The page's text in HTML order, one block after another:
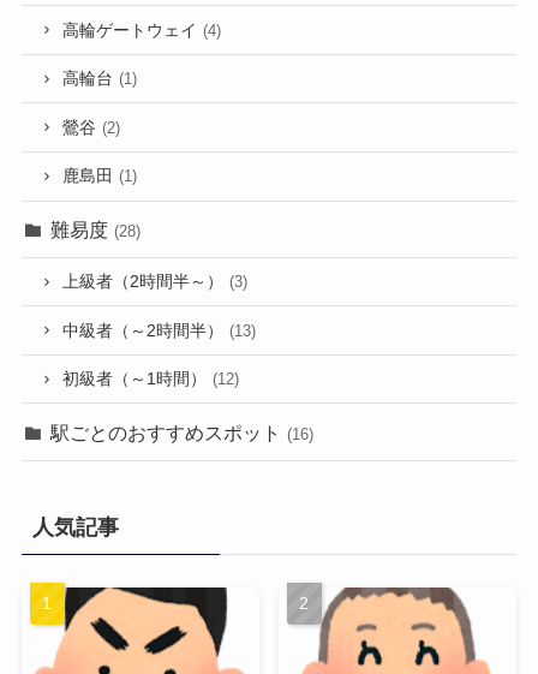
高輪ゲートウェイ (4)
高輪台 (1)
鶯谷 (2)
鹿島田 (1)
難易度 (28)
上級者（2時間半～） (3)
中級者（～2時間半） (13)
初級者（～1時間） (12)
駅ごとのおすすめスポット (16)
人気記事